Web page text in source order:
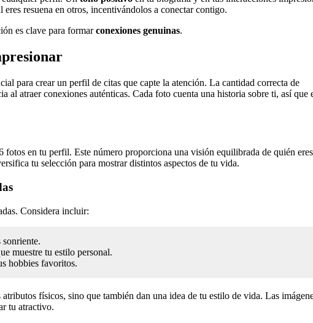
resuena en otros, incentivándolos a conectar contigo.
es clave para formarconexiones genuinas.
para crear un perfil de citas que capte la atención. La cantidad correcta de
al atraer conexiones auténticas. Cada foto cuenta una historia sobre ti, así que
fotos en tu perfil. Este número proporciona una visión equilibrada de quién
tu selección para mostrar distintos aspectos de tu vida.
Considera incluir:
muestre tu estilo personal.
hobbies favoritos.
físicos, sino que también dan una idea de tu estilo de vida. Las
tu atractivo.